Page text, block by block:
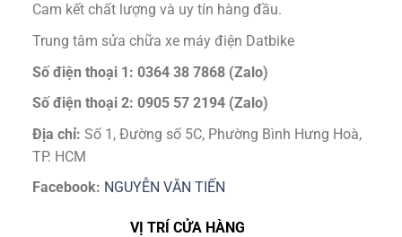
Cam kết chất lượng và uy tín hàng đầu.
Trung tâm sửa chữa xe máy điện Datbike
Số điện thoại 1: 0364 38 7868 (Zalo)
Số điện thoại 2: 0905 57 2194 (Zalo)
Địa chỉ: Số 1, Đường số 5C, Phường Bình Hưng Hoà,
TP. HCM
Facebook: NGUYỄN VĂN TIẾN
VỊ TRÍ CỬA HÀNG